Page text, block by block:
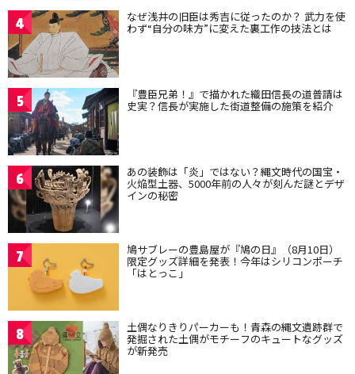
4 なぜ浅井の旧臣は秀吉に従ったのか？ 武力を使
わず“自分の味方”に変えた裏工作の技法とは
5 『豊臣兄弟！』で描かれた織田信長の道普請は
史実？信長が実施した街道整備の施策を紹介
6 あの装飾は「炎」ではない？縄文時代の国宝・
火焔型土器、5000年前の人々が刻んだ謎とデザ
インの秘密
7 鳩サブレーの豊島屋が『鳩の日』（8月10日）
限定グッズ詳細を発表！今年はシリコンポーチ
「はとっこ」
8 土偶なりきりパーカーも！青森の縄文遺跡群で
発掘された土偶がモチーフのキュートなグッズ
が新発売